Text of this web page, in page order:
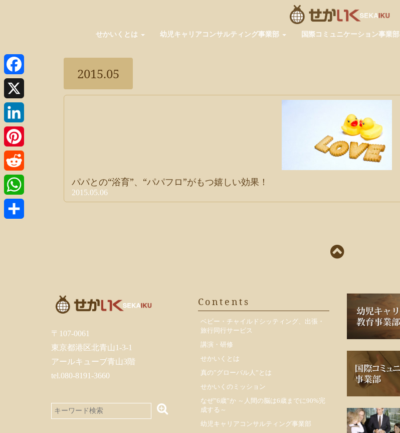
せかいくとは 幼児キャリアコンサルティング事業部 国際コミュニケーション事業部
2015.05
パパとの“浴育”、“パパフロ”がもつ嬉しい効果！
2015.05.06
〒107-0061
東京都港区北青山1-3-1
アールキューブ青山3階
tel.080-8191-3660
Contents
ベビー・チャイルドシッティング、出張・
旅行同行サービス
講演・研修
せかいくとは
真の”グローバル人”とは
せかいくのミッション
なぜ”6歳”か ～人間の脳は6歳までに90%完
成する～
幼児キャリアコンサルティング事業部
Facebook
X
LinkedIn
Pinterest
Reddit
WhatsApp